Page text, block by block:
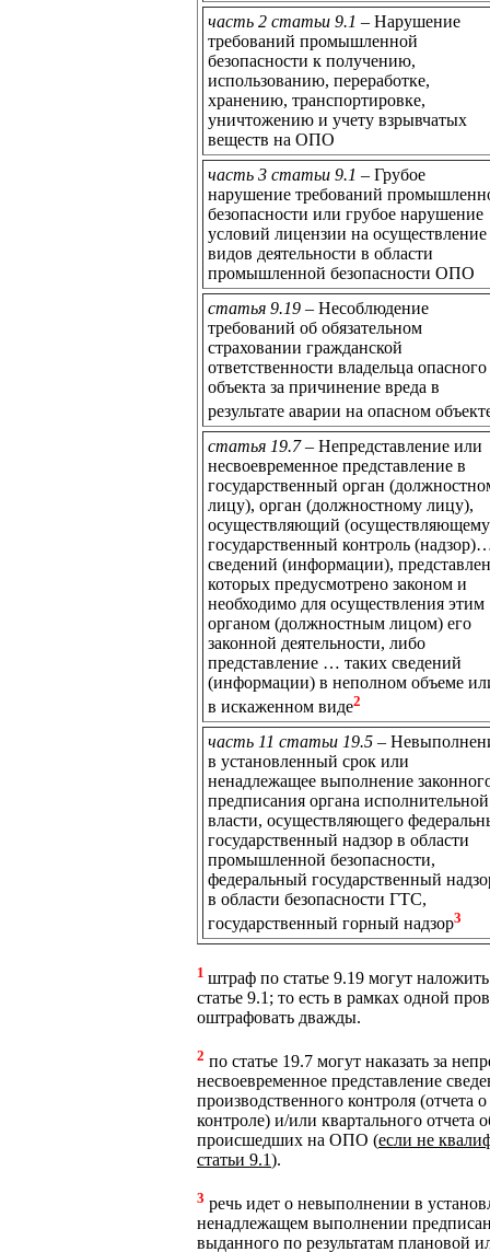
часть 2 статьи 9.1 – Нарушение
требований промышленной
безопасности к получению,
использованию, переработке,
хранению, транспортировке,
уничтожению и учету взрывчатых
веществ на ОПО
часть 3 статьи 9.1 – Грубое
нарушение требований
безопасности или грубое нарушение
условий лицензии на осуществление
видов деятельности в области
промышленной безопасности ОПО
статья 9.19 – Несоблюдение
требований об обязательном
страховании гражданской
ответственности владельца опасного
объекта за причинение вреда в
результате аварии на опасном
статья 19.7– Непредставление или
несвоевременное представление в
государственный орган
лицу), орган (должностному лицу),
осуществляющий
государственный контроль
сведений (информации),
которых предусмотрено законом и
необходимо для осуществления этим
органом (должностным лицом) его
законной деятельности, либо
представление … таких сведений
(информации) в неполном объеме
в искаженном виде2
часть 11 статьи 19.5 –
в установленный срок или
ненадлежащее выполнение
предписания органа исполнительной
власти, осуществляющего
государственный надзор в области
промышленной безопасности,
федеральный государственный
в области безопасности ГТС,
государственный горный надзор3
1 штраф по статье 9.19 могут
статье 9.1; то есть в рамках одной
оштрафовать дважды.
2 по статье 19.7 могут наказать за
несвоевременное представление
производственного контроля (отчета
контроле) и/или квартального отчета
происшедших на ОПО (если не
статьи 9.1).
3 речь идет о невыполнении в
ненадлежащем выполнении
выданного по результатам плановой